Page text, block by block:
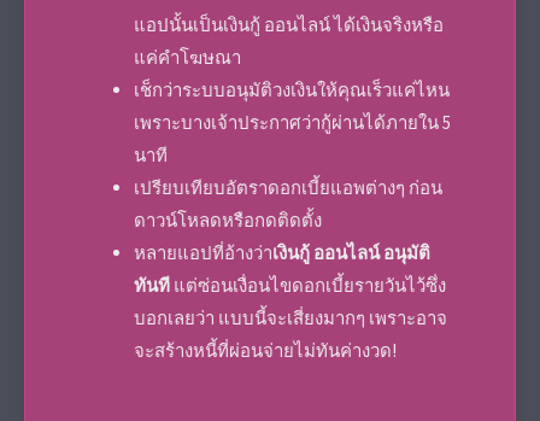
แอปนั้นเป็นเงินกู้ ออนไลน์ ได้เงินจริงหรือ
แค่คำโฆษณา
เช็กว่าระบบอนุมัติวงเงินให้คุณเร็วแค่ไหน
เพราะบางเจ้าประกาศว่ากู้ผ่านได้ภายใน 5
นาที
เปรียบเทียบอัตราดอกเบี้ยแอพต่างๆ ก่อน
ดาวน์โหลดหรือกดติดตั้ง
หลายแอปที่อ้างว่าเงินกู้ ออนไลน์ อนุมัติ
ทันที แต่ซ่อนเงื่อนไขดอกเบี้ยรายวันไว้ซึ่ง
บอกเลยว่า แบบนี้จะเสี่ยงมากๆ เพราะอาจ
จะสร้างหนี้ที่ผ่อนจ่ายไม่ทันค่างวด!